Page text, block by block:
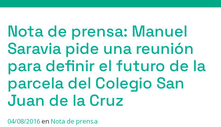
Nota de prensa: Manuel
Saravia pide una reunión
para definir el futuro de la
parcela del Colegio San
Juan de la Cruz
04/08/2016en Nota de prensa